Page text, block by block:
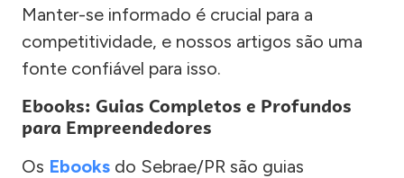
Manter-se informado é crucial para a
competitividade, e nossos artigos são uma
fonte confiável para isso.
Ebooks: Guias Completos e Profundos
para Empreendedores
Os Ebooks do Sebrae/PR são guias